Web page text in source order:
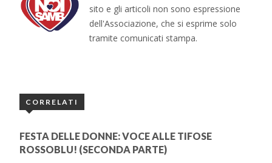
sito e gli articoli non sono espressione
dell'Associazione, che si esprime solo
tramite comunicati stampa.
CORRELATI
FESTA DELLE DONNE: VOCE ALLE TIFOSE
ROSSOBLU! (SECONDA PARTE)